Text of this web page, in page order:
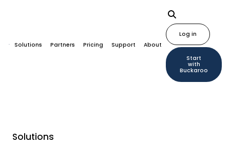
Solutions Partners Pricing Support About
Log in
Start
with
Buckaroo
Solutions